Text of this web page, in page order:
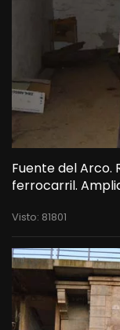
Fuente del Arco.
ferrocarril.
Visto: 81801